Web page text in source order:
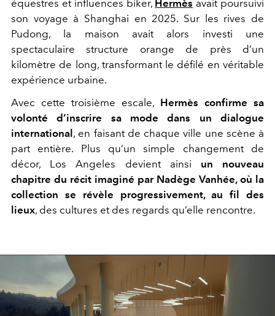
équestres et influences biker, Hermès avait poursuivi
son voyage à Shanghai en 2025. Sur les rives de
Pudong, la maison avait alors investi une
spectaculaire structure orange de près d’un
kilomètre de long, transformant le défilé en véritable
expérience urbaine.
Avec cette troisième escale, Hermès confirme sa
volonté d’inscrire sa mode dans un dialogue
international, en faisant de chaque ville une scène à
part entière. Plus qu’un simple changement de
décor, Los Angeles devient ainsi un nouveau
chapitre du récit imaginé par Nadège Vanhée, où la
collection se révèle progressivement, au fil des
lieux, des cultures et des regards qu’elle rencontre.